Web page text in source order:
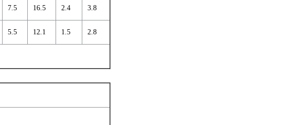
7.5 16.5 2.4 3.8
5.5 12.1 1.5 2.8